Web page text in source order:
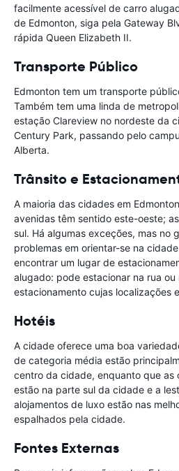
facilmente acessível de carro
de Edmonton, siga pela Gateway
rápida Queen Elizabeth II.
Transporte Público
Edmonton tem um transporte
Também tem uma linda de
estação Clareview no nordeste da
Century Park, passando pelo
Alberta.
Trânsito e
A maioria das cidades em
avenidas têm sentido este-oeste;
sul. Há algumas exceções, mas no
problemas em orientar-se na
encontrar um lugar de
alugado: pode estacionar na rua
estacionamento cujas localizações
Hotéis
A cidade oferece uma boa
de categoria média estão
centro da cidade, enquanto que as
estão na parte sul da cidade e a
alojamentos de luxo estão nas
espalhados pela cidade.
Fontes Externas